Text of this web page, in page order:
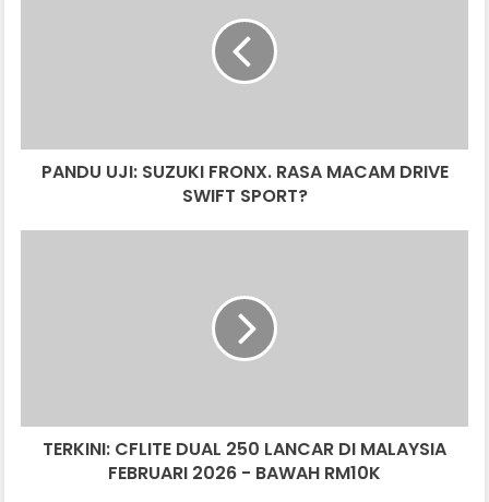
SPORT?
PANDU UJI: SUZUKI FRONX. RASA MACAM DRIVE
SWIFT SPORT?
2026
TERKINI: CFLITE DUAL 250 LANCAR DI MALAYSIA
FEBRUARI 2026 - BAWAH RM10K